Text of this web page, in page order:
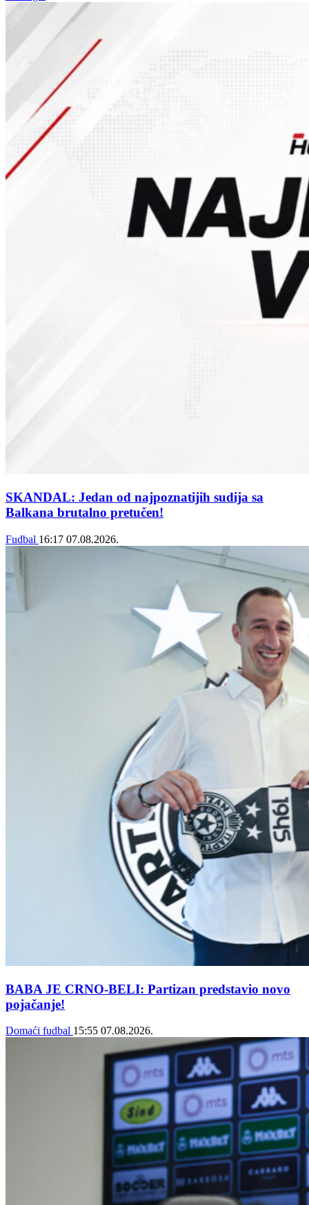
SKANDAL: Jedan od najpoznatijih sudija sa
Balkana brutalno pretučen!
Fudbal 16:17 07.08.2026.
BABA JE CRNO-BELI: Partizan predstavio novo
pojačanje!
Domaći fudbal 15:55 07.08.2026.